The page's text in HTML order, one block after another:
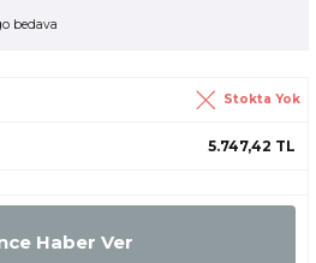
bedava
Stokta Yok
5.747,42 TL
Haber Ver